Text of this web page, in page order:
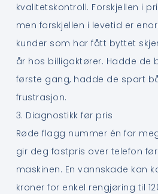
kvalitetskontroll. Forskjellen i
men forskjellen i levetid er
kunder som har fått byttet
år hos billigaktører. Hadde de
første gang, hadde de spart
frustrasjon.
3. Diagnostikk før pris
Røde flagg nummer én for
gir deg fastpris over telefon
maskinen. En vannskade kan
kroner for enkel rengjøring til